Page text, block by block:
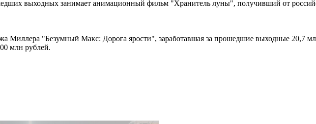
выходных занимает анимационный фильм "Хранитель луны", получивший от
Миллера "Безумный Макс: Дорога ярости", заработавшая за прошедшие выходные 20,7
млн рублей.